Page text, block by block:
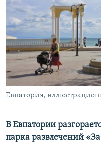
ПОБЕДИТЕЛЕЙ НЕ СУДЯТ?
КРЫМ.НЕПОКОРЕННЫЙ
ELIFBE
УКРАИНСКАЯ ПРОБЛЕМА
ПРИСОЕДИНЯЙТЕСЬ!
Все сайты RFE/RL
Евпатория,
В Евпатории
парка развлечений